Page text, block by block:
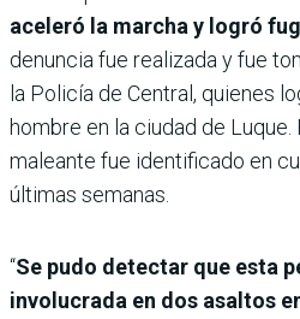
aceleró la marcha y logró
denuncia fue realizada y fue
la Policía de Central, quienes
hombre en la ciudad de
maleante fue identificado en
últimas semanas.
“Se pudo detectar que esta
involucrada en dos asaltos